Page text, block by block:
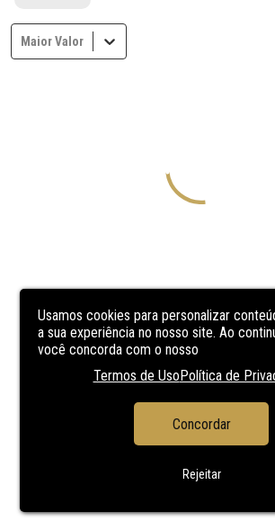
Usamos cookies para personalizar
a sua experiência no nosso site. Ao
você concorda com o nosso
Termos de UsoPolítica de
Concordar
Rejeitar
Maior Valor